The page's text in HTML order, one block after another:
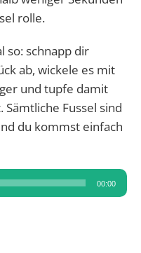
rolle.
so: schnapp dir
ab, wickele es mit
und tupfe damit
Fussel sind
du kommst einfach
00:00